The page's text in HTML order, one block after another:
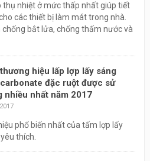
thụ nhiệt ở mức thấp nhất giúp tiết
các thiết bị làm mát trong nhà.
chống bắt lửa, chống thấm nước và
hiệu lấp lợp lấy sáng
đặc ruột được sử
nhiều nhất năm 2017
phổ biến nhất của tấm lợp lấy
thích.